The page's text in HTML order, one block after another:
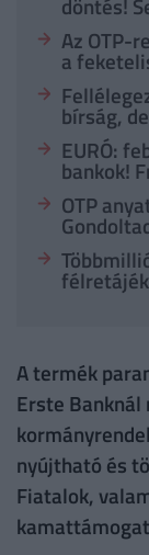
Az OTP-
a
bírság,
EURÓ:
bankok!
OTP
A termék
Erste
nyújtható és
Fiatalok,